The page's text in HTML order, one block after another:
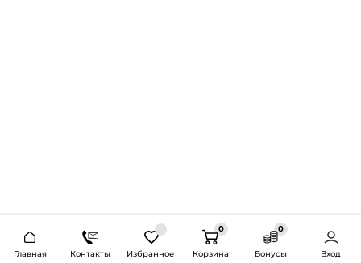
Главная Контакты Избранное
0
Корзина
0
Бонусы Вход
2026 © Продажа и установка автозвука.